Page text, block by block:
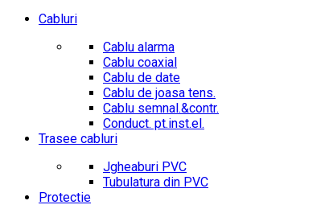
Cabluri
Cablu alarma
Cablu coaxial
Cablu de date
Cablu de joasa tens.
Cablu semnal.&contr.
Conduct. pt.inst.el.
Trasee cabluri
Jgheaburi PVC
Tubulatura din PVC
Protectie